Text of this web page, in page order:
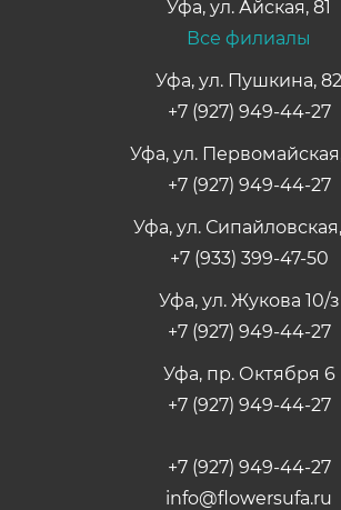
Уфа, ул. Айская, 81
Все филиалы
Уфа, ул. Пушкина, 82
+7 (927) 949-44-27
Уфа, ул.
+7 (927) 949-44-27
Уфа, ул.
+7 (933) 399-47-50
Уфа, ул. Жукова 10/з
+7 (927) 949-44-27
Уфа, пр. Октября 6
+7 (927) 949-44-27
+7 (927) 949-44-27
info@flowersufa.ru